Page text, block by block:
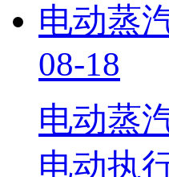
电动蒸
08-18
电动蒸
电动执